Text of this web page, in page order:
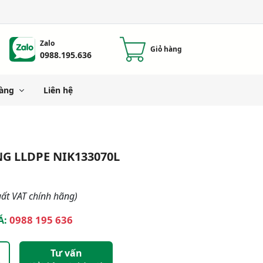
Zalo
0988.195.636 Giỏ hàng
Liên hệ
LLDPE NIK133070L
VAT chính hãng)
0988 195 636
Tư vấn